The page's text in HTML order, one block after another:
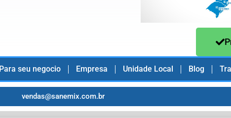
Para seu negocio Empresa Unidade Local Blog
vendas@sanemix.com.br